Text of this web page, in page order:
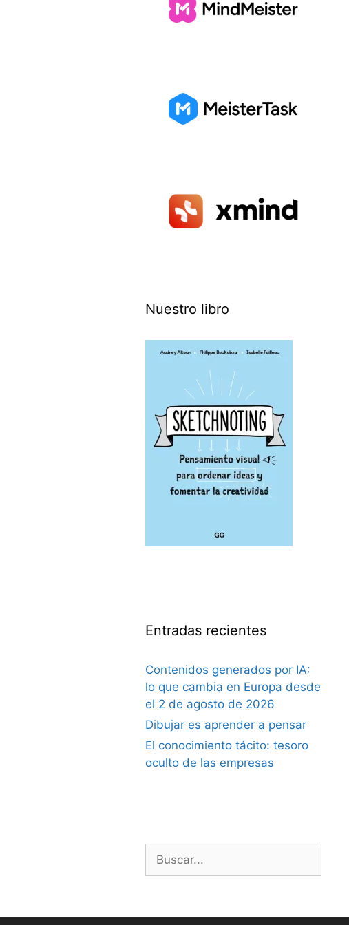
Nuestro libro
Entradas recientes
Contenidos generados por IA:
lo que cambia en Europa desde
el 2 de agosto de 2026
Dibujar es aprender a pensar
El conocimiento tácito: tesoro
oculto de las empresas